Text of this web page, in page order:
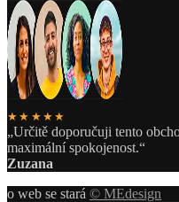
★★★★★
„Určitě doporučuji tento
maximální spokojenost.“
Zuzana
o web se stará © MEdesign